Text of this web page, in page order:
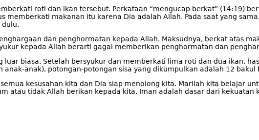
roti dan ikan tersebut. Perkataan “mengucap berkat” (14:19)
memberkati makanan itu karena Dia adalah Allah. Pada saat yang
dulu.
dan penghormatan kepada Allah. Maksudnya, berkat atas
kepada Allah berarti gagal memberikan penghormatan dan
luar biasa. Setelah bersyukur dan memberkati lima roti dan dua ikan,
anak), potongan-potongan sisa yang dikumpulkan adalah 12 bakul
kesusahan kita dan Dia siap menolong kita. Marilah kita belajar
atau tidak Allah berikan kepada kita. Iman adalah dasar dari kekuatan